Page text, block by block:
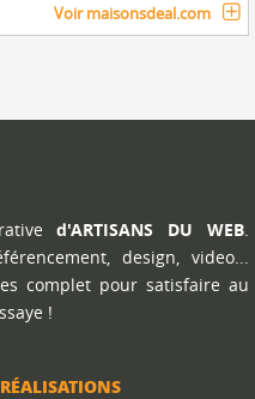
Voir maisonsdeal.com
d'ARTISANS DU WEB
design, video...
complet pour satisfaire au
!
RÉALISATIONS